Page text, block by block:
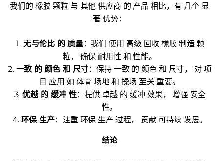
我们的 橡胶 颗粒 与 其他 供应商 的 产品 相比，有 几个 显
著 优势：
无与伦比 的 质量：我们 使用 高级 回收 橡胶 制造 颗
粒， 确保 耐用性 和 性能。
一致 的 颜色 和 尺寸：保持 一致 的 颜色 和 尺寸， 对 项
目 应用 如 体育 场地 和 操场 至关 重要。
优越 的 缓冲 性：提供 卓越 的 缓冲 效果， 增强 安全
性。
环保 生产：注重 环保 生产 过程， 贡献 可持续 发展。
结论